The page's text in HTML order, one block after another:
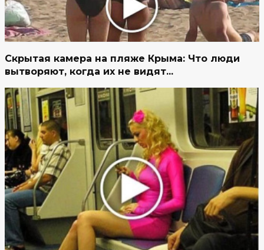
Скрытая камера на пляже Крыма: Что люди
вытворяют, когда их не видят...